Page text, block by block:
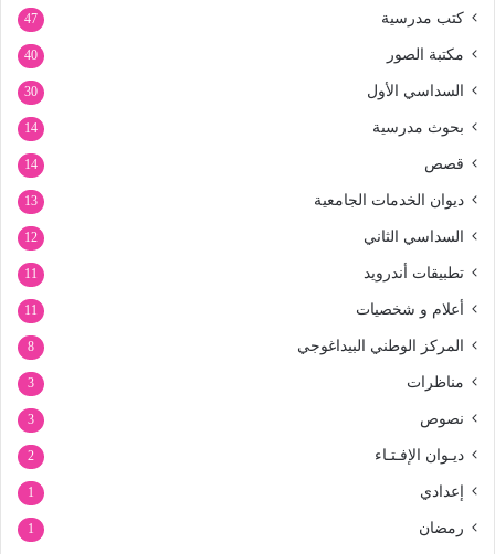
كتب مدرسية 47
مكتبة الصور 40
السداسي الأول 30
بحوث مدرسية 14
قصص 14
ديوان الخدمات الجامعية 13
السداسي الثاني 12
تطبيقات أندرويد 11
أعلام و شخصيات 11
المركز الوطني البيداغوجي 8
مناظرات 3
نصوص 3
ديـوان الإفـتـاء 2
إعدادي 1
رمضان 1